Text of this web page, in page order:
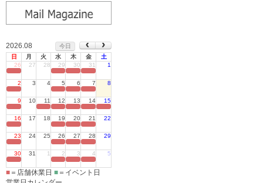
2026.08
今日
日
月 火 水 木 金
土
26
27 28 29 30 31 1
2 3 4 5 6 7 8
9 10 11 12 13 14 15
16 17 18 19 20 21 22
23 24 25 26 27 28 29
30 31 1 2 3 4 5
■ ＝店舗休業日 ■ ＝イベント日